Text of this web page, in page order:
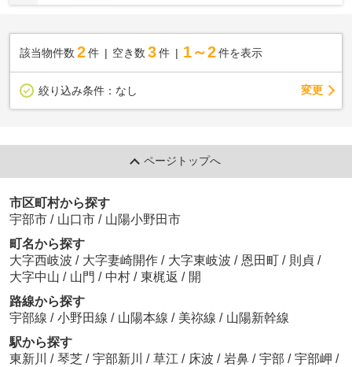
該当物件数 2件 空き数 3 件 1～2 件を表示
絞り込み条件： なし 変更
ページトップへ
市区町村から探す
宇部市 / 山口市 / 山陽小野田市
町名から探す
大字西岐波 / 大字妻崎開作 / 大字東岐波 / 恩田町 / 則貞 /
大字中山 / 山門 / 中村 / 東梶返 / 開
路線から探す
宇部線 / 小野田線 / 山陽本線 / 美祢線 / 山陽新幹線
駅から探す
東新川
/ 琴芝 / 宇部新川 / 草江 / 床波 / 岩鼻 / 宇部 / 宇部岬 /